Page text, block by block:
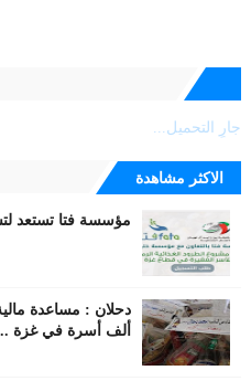
جارٍ التحميل...
الاكثر مشاهدة
مؤسسة فتا تستعد
ألف أسرة في غزة ...